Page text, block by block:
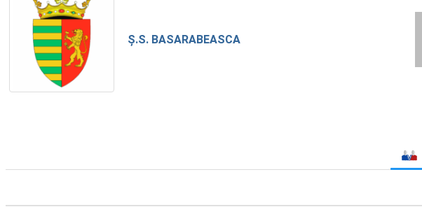
Ș.S. BASARABEASCA